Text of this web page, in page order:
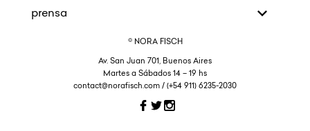
prensa
© NORA FISCH
Av. San Juan 701, Buenos Aires
Martes a Sábados 14 – 19 hs
contact@norafisch.com / (+54 911) 6235-2030